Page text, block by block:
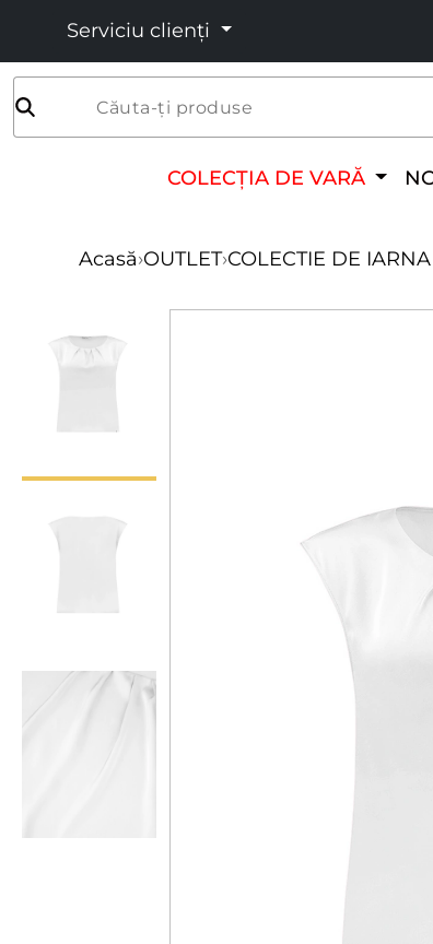
Serviciu clienți
Căuta-ți produse
COLECȚIA DE VARĂ
Acasă›OUTLET›COLECTIE DE